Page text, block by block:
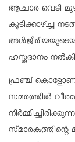
ആചാര വെടി
കൂടിക്കാഴ്ച്ച
ഹസ്തദാനം
ഫ്രഞ്ച്
സമരത്തില്‍
നിര്‍മ്മിച്ചിരിക്കുന്ന